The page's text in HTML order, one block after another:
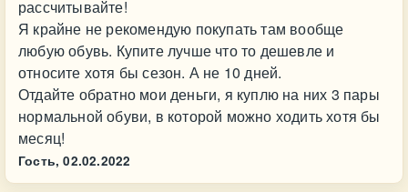
рассчитывайте!
Я крайне не рекомендую покупать там вообще
любую обувь. Купите лучше что то дешевле и
относите хотя бы сезон. А не 10 дней.
Отдайте обратно мои деньги, я куплю на них 3 пары
нормальной обуви, в которой можно ходить хотя бы
месяц!
Гость, 02.02.2022